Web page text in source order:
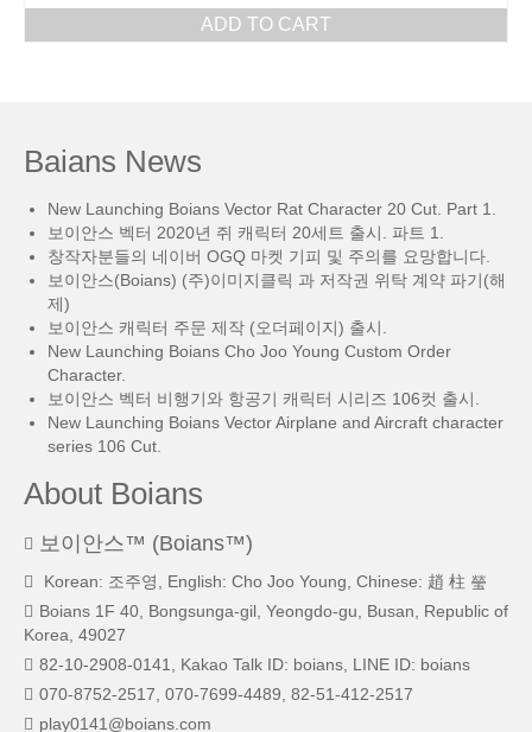
ADD TO CART
Baians News
New Launching Boians Vector Rat Character 20 Cut. Part 1.
보이안스 벡터 2020년 쥐 캐릭터 20세트 출시. 파트 1.
창작자분들의 네이버 OGQ 마켓 기피 및 주의를 요망합니다.
보이안스(Boians) (주)이미지클릭 과 저작권 위탁 계약 파기(해
제)
보이안스 캐릭터 주문 제작 (오더페이지) 출시.
New Launching Boians Cho Joo Young Custom Order
Character.
보이안스 벡터 비행기와 항공기 캐릭터 시리즈 106컷 출시.
New Launching Boians Vector Airplane and Aircraft character
series 106 Cut.
About Boians
보이안스™ (Boians™)
Korean: 조주영, English: Cho Joo Young, Chinese: 趙 柱 瑩
Boians 1F 40, Bongsunga-gil, Yeongdo-gu, Busan, Republic of
Korea, 49027
82-10-2908-0141, Kakao Talk ID: boians, LINE ID: boians
070-8752-2517, 070-7699-4489, 82-51-412-2517
play0141@boians.com